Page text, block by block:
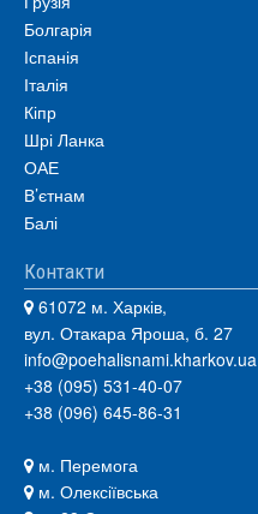
Болгарія
Іспанія
Італія
Кіпр
Шрі Ланка
ОАЕ
В’єтнам
Балі
Контакти
61072 м. Харків,
вул. Отакара Яроша, б. 27
info@poehalisnami.kharkov.ua
+38 (095) 531-40-07
+38 (096) 645-86-31
м. Перемога
м. Олексіївська